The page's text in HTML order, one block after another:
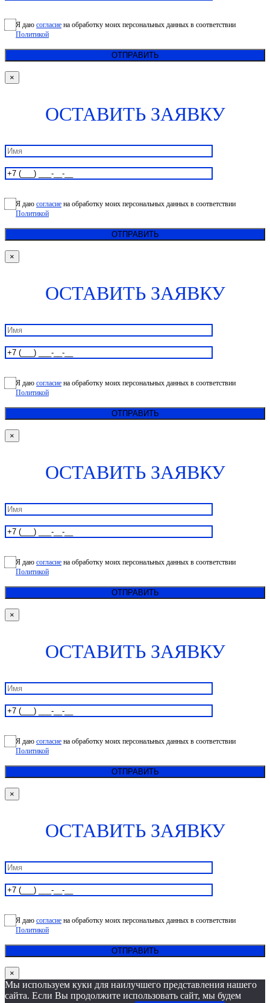
Я даю согласие на обработку моих персональных данных в соответствии
Политикой
×
ОСТАВИТЬ ЗАЯВКУ
Я даю согласие на обработку моих персональных данных в соответствии
Политикой
×
ОСТАВИТЬ ЗАЯВКУ
Я даю согласие на обработку моих персональных данных в соответствии
Политикой
×
ОСТАВИТЬ ЗАЯВКУ
Я даю согласие на обработку моих персональных данных в соответствии
Политикой
×
ОСТАВИТЬ ЗАЯВКУ
Я даю согласие на обработку моих персональных данных в соответствии
Политикой
×
ОСТАВИТЬ ЗАЯВКУ
Я даю согласие на обработку моих персональных данных в соответствии
Политикой
×
Мы используем куки для наилучшего представления нашего
сайта. Если Вы продолжите использовать сайт, мы будем